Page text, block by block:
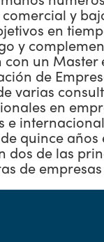
y
en
y
un Master
de
varias
en
e
quince años
dos de las
de